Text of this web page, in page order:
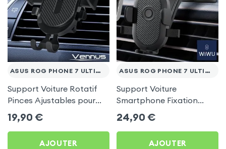
ASUS ROG PHONE 7 ULTIMATE
Support Voiture Rotatif
Pinces Ajustables pour
Asus Rog Phone 7
Ultimate
19,90 €
AJOUTER
ASUS ROG PHONE 7 ULTIMATE
Support Voiture
Smartphone Fixation
Ventouse Noir, Wiwu pour
Asus Rog Phone 7
Ultimate
24,90 €
AJOUTER